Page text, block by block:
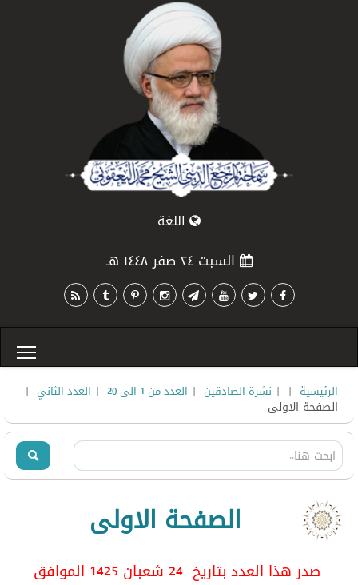
اللغة
السبت ٢٤ صفر ١٤٤٨ هـ
الرئيسية |
| نشرة الصادقين | العدد من 1 الى 20 | العدد الثاني |
الصفحة الاولى
الصفحة الاولى
صدر هذا العدد بتاريخ 24 شعبان 1425 الموافق